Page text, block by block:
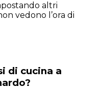
altri
vedono l’ora di
di cucina a